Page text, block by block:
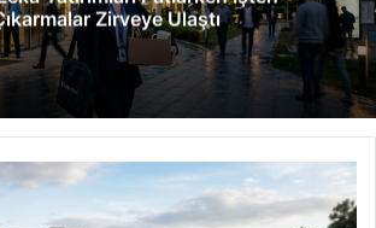
i
Zirveye Ulaştı